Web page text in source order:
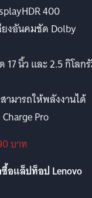
400
ยงอันคมชัด Dolby
นิ้ว และ 2.5 กิโลก
มารถให้พลังงานได้
Pro
บาท
อแล็ปท็อป Lenovo